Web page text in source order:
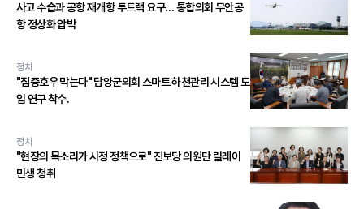
사고 수습과 공항 재개항 투트랙 요구… 통합의회 무안공
항 정상화 압박
정치
"집중호우 막는다" 담양군의회 스마트 하천관리 시스템 도
입 연구 착수.
정치
"현장의 목소리가 시정 정책으로" 진보당 의원단 릴레이
민생 청취